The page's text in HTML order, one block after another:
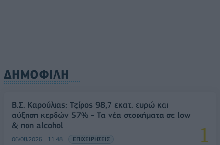
ΔΗΜΟΦΙΛΗ
Β.Σ. Καρούλιας: Τζίρος 98,7 εκατ. ευρώ και
αύξηση κερδών 57% - Τα νέα στοιχήματα σε low
& non alcohol
06/08/2026 - 11:48 ΕΠΙΧΕΙΡΗΣΕΙΣ